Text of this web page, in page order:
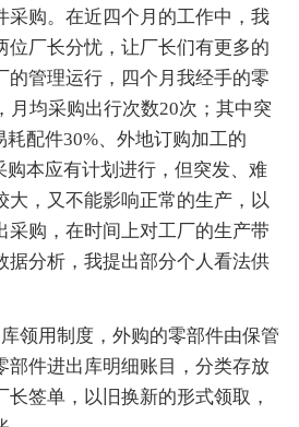
采购。在近四个月的工作中，我
位厂长分忧，让厂长们有更多的
的管理运行，四个月我经手的零
月均采购出行次数20次；其中突
耗配件30%、外地订购加工的
购本应有计划进行，但突发、难
大，又不能影响正常的生产，以
采购，在时间上对工厂的生产带
据分析，我提出部分个人看法供
用制度，外购的零部件由保管
部件进出库明细账目，分类存放
签单，以旧换新的形式领取，